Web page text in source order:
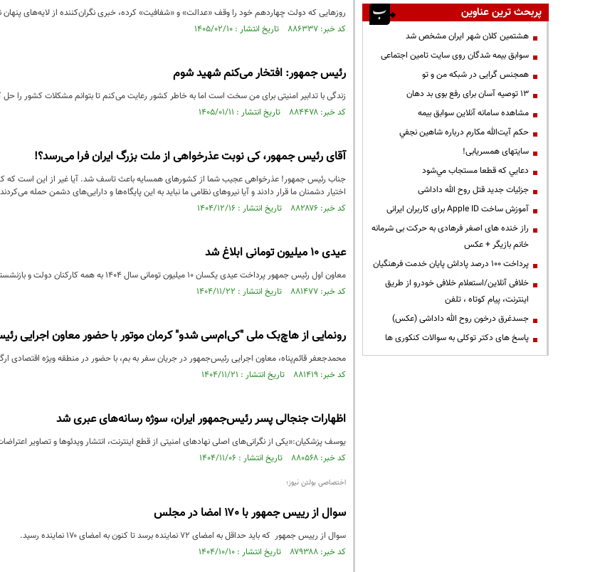
روزهایی که دولت چهاردهم خود را وقف «عدالت» و «شفافیت» کرده، خبری نگران‌کننده از لایه‌های
کد خبر: ۸۸۶۳۳۷ تاریخ انتشار : ۱۴۰۵/۰۲/۱۰
رئیس جمهور: افتخار می‌کنم شهید شوم
زندگی با تدابیر امنیتی برای من سخت است اما به خاطر کشور رعایت می‌کنم تا بتوانم مشکلات کشور را حل
کد خبر: ۸۸۴۴۷۸ تاریخ انتشار : ۱۴۰۵/۰۱/۱۱
آقای رئیس جمهور، کی نوبت عذرخواهی از ملت بزرگ ایران فرا می‌رسد؟!
جناب رئیس جمهور! عذرخواهی عجیب شما از کشورهای همسایه باعث تاسف شد. آیا غیر از این است که
اختیار دشمنان ما قرار دادند و آیا نیروهای نظامی ما نباید به این پایگاه‌ها و دارایی‌های دشمن حمله
کد خبر: ۸۸۲۸۷۶ تاریخ انتشار : ۱۴۰۴/۱۲/۱۶
عیدی ۱۰ میلیون تومانی ابلاغ شد
معاون اول رئیس جمهور پرداخت عیدی یکسان ۱۰ میلیون تومانی سال ۱۴۰۴ به همه کارکنان دولت و بازنشستگان را ابلاغ کرد.
کد خبر: ۸۸۱۴۷۷ تاریخ انتشار : ۱۴۰۴/۱۱/۲۲
رونمایی از هاچ‌بک ملی "کی‌ام‌سی شدو" کرمان موتور با حضور معاون اجرایی
محمدجعفر قائم‌پناه، معاون اجرایی رئیس‌جمهور در جریان سفر به بم، با حضور در منطقه ویژه اقتصادی
کد خبر: ۸۸۱۴۱۹ تاریخ انتشار : ۱۴۰۴/۱۱/۲۱
اظهارات جنجالی پسر رئیس‌جمهور ایران، سوژه رسانه‌های عبری شد
یوسف پزشکیان:«یکی از نگرانی‌های اصلی نهادهای امنیتی از قطع اینترنت، انتشار ویدئوها و تصاویر
کد خبر: ۸۸۰۵۶۸ تاریخ انتشار : ۱۴۰۴/۱۱/۰۶
اختصاصی بولتن نیوز؛
سوال از رییس جمهور با ۱۷۰ امضا در مجلس
سوال از رییس جمهور که باید حداقل به امضای ۷۲ نماینده برسد تا کنون به امضای ۱۷۰ نماینده رسید.
کد خبر: ۸۷۹۳۸۸ تاریخ انتشار : ۱۴۰۴/۱۰/۱۰
پربحث ترین عناوین
هشتمین کلان شهر ایران مشخص شد
سوابق بیمه شدگان روی سایت تامین اجتماعی
همجنس گرایی در شبکه من و تو
13 توصیه آسان برای رفع بوی بد دهان
مشاهده سامانه آنلاين سوابق بیمه
حكم آيت‌الله مكارم درباره شاهين نجفي
سایتهای همسریابی!
دعايي كه قطعا مستجاب مي‌شود
جزئیات جدید قتل روح الله داداشی
آموزش ساخت Apple ID برای کاربران ایرانی
راز خنده های اصغر فرهادی به حرکت بی شرمانه
خانم بازیگر + عکس
پرداخت ۱۰۰ درصد پاداش پایان خدمت فرهنگیان
خلافی آنلاین/استعلام خلافی خودرو از طریق
اینترنت، پیام کوتاه ، تلفن
جسدغرق درخون روح الله داداشی (عکس)
پاسخ های دکتر توکلی به سوالات کنکوری ها